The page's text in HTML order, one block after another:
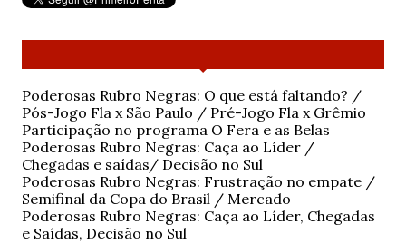
Poderosas Rubro Negras: O que está faltando? /
Pós-Jogo Fla x São Paulo / Pré-Jogo Fla x Grêmio
Participação no programa O Fera e as Belas
Poderosas Rubro Negras: Caça ao Líder /
Chegadas e saídas/ Decisão no Sul
Poderosas Rubro Negras: Frustração no empate /
Semifinal da Copa do Brasil / Mercado
Poderosas Rubro Negras: Caça ao Líder, Chegadas
e Saídas, Decisão no Sul